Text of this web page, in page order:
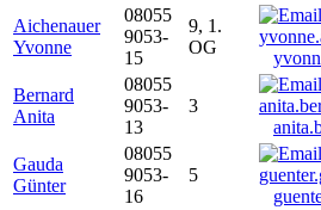
Aichenauer
Yvonne
08055
9053-
15
9, 1.
OG
Bernard
Anita
08055
9053-
13
3
Gauda
Günter
08055
9053-
16
5